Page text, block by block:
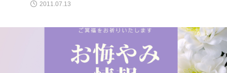
2011.07.13